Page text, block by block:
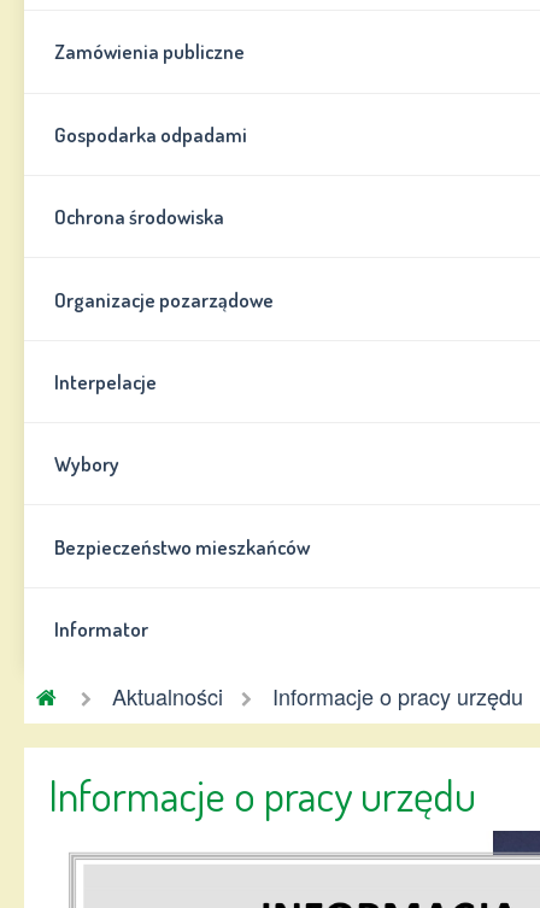
Zamówienia publiczne
Gospodarka odpadami
Ochrona środowiska
Organizacje pozarządowe
Interpelacje
Wybory
Bezpieczeństwo mieszkańców
Informator
Gmina
Chynów
Aktualności Informacje o pracy urzędu
Informacje o pracy urzędu